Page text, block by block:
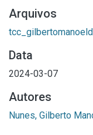
Arquivos
Data
2024-03-07
Autores
Nunes, Gilberto